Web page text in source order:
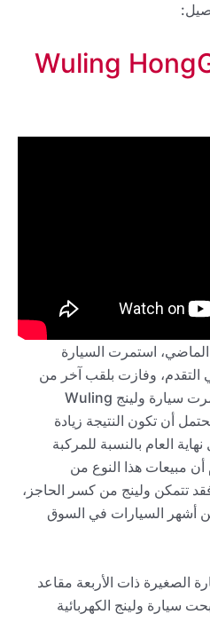
1 – Wuling
في الشهر الماضي، استمرت السيارة
التقدم، وفازت بلقب آخر من
أكثر السيارات مبيعًا. وإذا استمرت سيارة ولينج Wuling
أن تكون النتيجة زيادة
400000 بحلول نهاية العام بالنسبة للمركبة
أن مبيعات هذا النوع من
تتمكن ولينج من كسر الحاجز،
أشهر السيارات في السوق
الصغيرة ذات الأربعة مقاعد
سيارة ولينج الكهربائية